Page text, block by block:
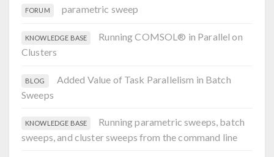
FORUM parametric sweep
KNOWLEDGE BASE
Running COMSOL® in Parallel on
Clusters
BLOG
Added Value of Task Parallelism in Batch
Sweeps
KNOWLEDGE BASE
Running parametric sweeps, batch
sweeps, and cluster sweeps from the command line